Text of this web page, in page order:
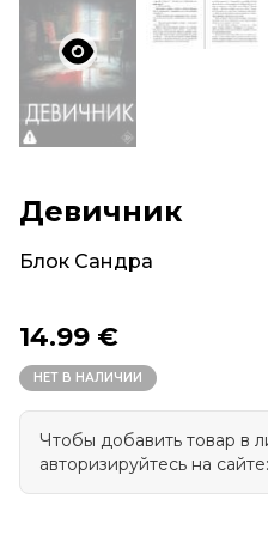
Девичник
Блок Сандра
14.99 €
НЕТ В НАЛИЧИИ
Чтобы добавить товар в
авторизируйтесь на сайте: